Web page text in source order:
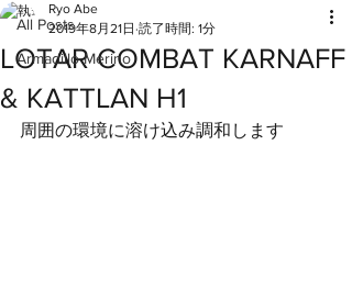
All Posts
Armadillo Merino
LOTAR COMBAT KARNAFF
& KATTLAN H1
Ryo Abe
2019年8月21日 読了時間: 1分
周囲の環境に溶け込み調和します